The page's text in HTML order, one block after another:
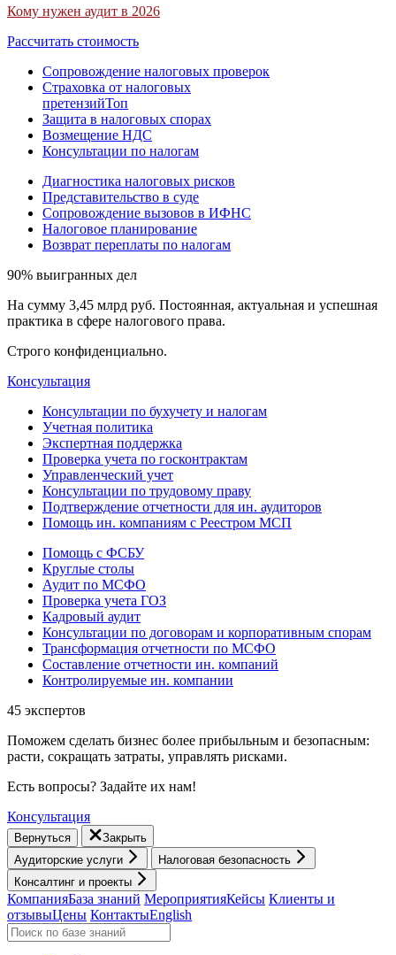
Кому нужен аудит в 2026
Рассчитать стоимость
Сопровождение налоговых проверок
Страховка от налоговых
претензийТоп
Защита в налоговых спорах
Возмещение НДС
Консультации по налогам
Диагностика налоговых рисков
Представительство в суде
Сопровождение вызовов в ИФНС
Налоговое планирование
Возврат переплаты по налогам
90% выигранных дел
На сумму 3,45 млрд руб. Постоянная, актуальная и успешная
практика в сфере налогового права.
Строго конфиденциально.
Консультация
Консультации по бухучету и налогам
Учетная политика
Экспертная поддержка
Проверка учета по госконтрактам
Управленческий учет
Консультации по трудовому праву
Подтверждение отчетности для ин. аудиторов
Помощь ин. компаниям с Реестром МСП
Помощь с ФСБУ
Круглые столы
Аудит по МСФО
Проверка учета ГОЗ
Кадровый аудит
Консультации по договорам и корпоративным спорам
Трансформация отчетности по МСФО
Составление отчетности ин. компаний
Контролируемые ин. компании
45 экспертов
Поможем сделать бизнес более прибыльным и безопасным:
расти, cокращать затраты, управлять рисками.
Есть вопросы? Задайте их нам!
Консультация
Вернуться
Закрыть
Аудиторские услуги
Налоговая безопасность
Консалтинг и проекты
КомпанияБаза знаний МероприятияКейсы Клиенты и
отзывыЦены КонтактыEnglish